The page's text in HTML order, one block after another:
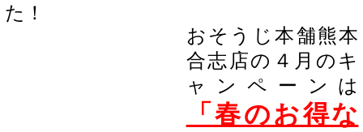
た！
おそうじ本舗熊本
合志店の４月のキ
ャンペーンは
「春のお得な